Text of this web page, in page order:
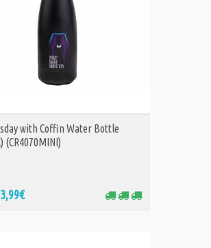
ΑΓΟΡΑwith Coffin Water Bottle
(CR4070MINI)